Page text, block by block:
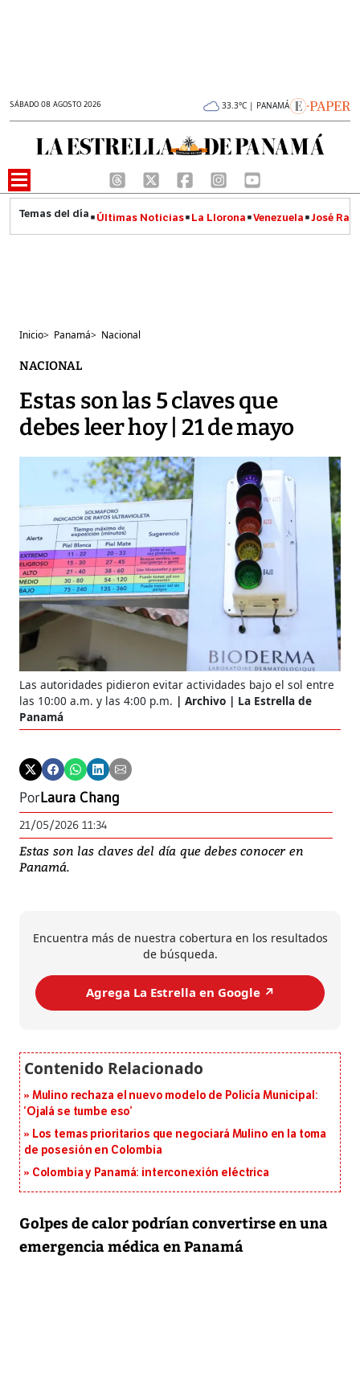
SÁBADO 08 AGOSTO 2026 33.3°C | PANAMÁ
Últimas Noticias La Llorona Venezuela José
Inicio> Panamá> Nacional
NACIONAL
Estas son las 5 claves que
debes leer hoy | 21 de mayo
Las autoridades pidieron evitar actividades bajo el sol entre
las 10:00 a.m. y las 4:00 p.m.
Archivo | La Estrella de
Panamá
PorLaura Chang
21/05/2026 11:34
Estas son las claves del día que debes conocer en
Panamá.
Encuentra más de nuestra cobertura en los resultados
de búsqueda.
Agrega La Estrella en Google ↗️
Mulino rechaza el nuevo modelo de Policía Municipal:
‘Ojalá se tumbe eso’
Los temas prioritarios que negociará Mulino en la toma
de posesión en Colombia
Colombia y Panamá: interconexión eléctrica
Golpes de calor podrían convertirse en una
emergencia médica en Panamá